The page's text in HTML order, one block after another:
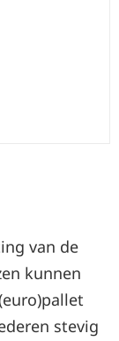
van de
kunnen
stevig